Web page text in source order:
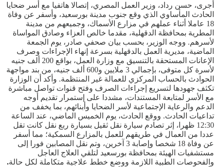
أجرى، حسن رداد، وزير العمل المصري، إتصالا هاتفيا مع أسر ضحايا
الحادث المأساوي الذي وقع جنوب مدينة بورسعيد، وأسفر عن وفاة
18 عاملا أثناء عملهم في مزارع الأسماك، وجميعهم من مدينة
المطرية بمحافظة الدقهلية، مقدما خالص العزاء وصادق المواساة
لأسرهم. ووجه الوزير، بحسب بيان صحفي صادر، يوم الجمعة
الماضية، مديرية العمل بالدقهلية بسرعة إنهاء الإجراءات وصرف
الإعانات المستحقة بالتنسيق مع وزارة العمل، بواقع 200 ألف جنيه
لأسرة كل متوفى، بإجمالي 3 ملايين و600 ألف جنيه، من بند مواجهة
الحوادث بالحساب المركزي للعمالة غير المنتظمة. وأكد أن الوزارة
تكثف جهودها لتسريع إجراءات الصرف وفتح قنوات تواصل مباشرة
مع الأسر لمتابعة المستندات، مشددا على إستمرار تقديم أوجه
الدعم والرعاية الإجتماعية لأسر الضحايا وأبنائهم، بما يخفف من
تداعيات الحادث. ووقع الحادث، يوم الخميس الماضي، عند الساعة
12:30 ظهرا، إثر تصادم سيارة نقل ثقيل بسيارة ربع نقل كانت تقل
عددا من العمال في طريقهم للعمل بالمزارع السمكية؛ مما أسفر
عن وفاة 18 شخصا وإصابة 3 آخرين، وتم نقل المصابين فورا إلى
مستشفيات الهيئة بمحافظة بورسعيد لتلقي العلاج العاجل
والفحوصات الطبية اللازمة ووضع خطط علاجية متكاملة لكل حالة.